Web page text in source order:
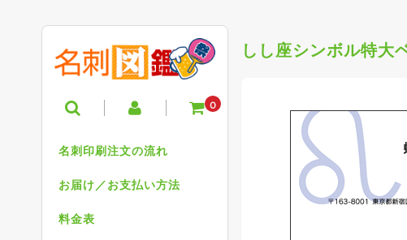
0
名刺印刷注文の流れ
お届け／お支払い方法
料金表
しし座シンボル特大